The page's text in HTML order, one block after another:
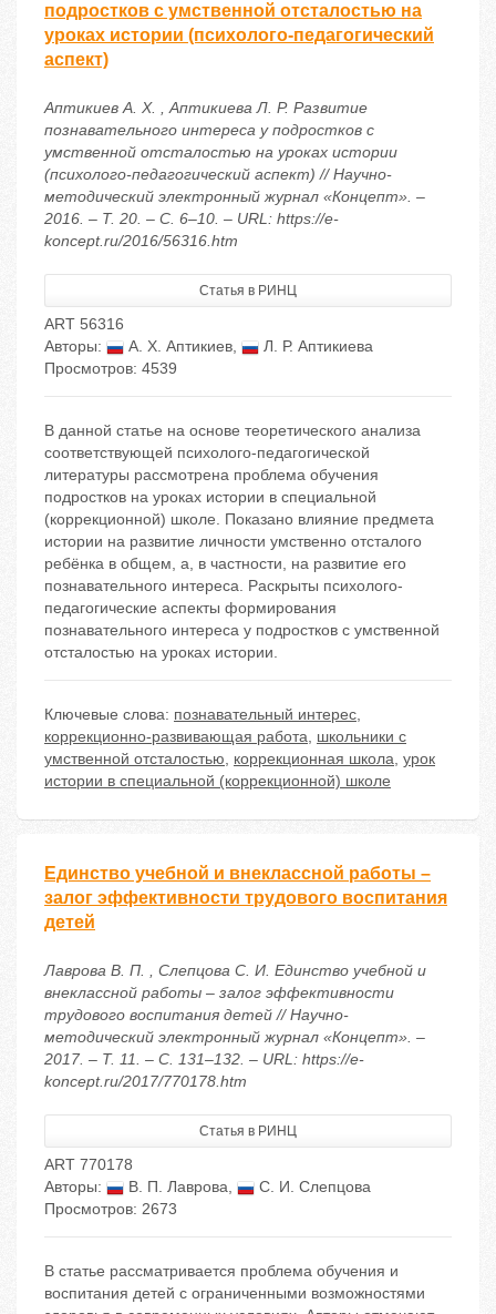
подростков с умственной отсталостью на
уроках истории (психолого-педагогический
аспект)
Аптикиев А. Х. , Аптикиева Л. Р. Развитие
познавательного интереса у подростков с
умственной отсталостью на уроках истории
(психолого-педагогический аспект) // Научно-
методический электронный журнал «Концепт». –
2016. – Т. 20. – С. 6–10. – URL: https://e-
koncept.ru/2016/56316.htm
Статья в РИНЦ
ART 56316
Авторы:
А. Х. Аптикиев,
Л. Р. Аптикиева
Просмотров: 4539
В данной статье на основе теоретического анализа
соответствующей психолого-педагогической
литературы рассмотрена проблема обучения
подростков на уроках истории в специальной
(коррекционной) школе. Показано влияние предмета
истории на развитие личности умственно отсталого
ребёнка в общем, а, в частности, на развитие его
познавательного интереса. Раскрыты психолого-
педагогические аспекты формирования
познавательного интереса у подростков с умственной
отсталостью на уроках истории.
Ключевые слова: познавательный интерес,
коррекционно-развивающая работа, школьники с
умственной отсталостью, коррекционная школа, урок
истории в специальной (коррекционной) школе
Единство учебной и внеклассной работы –
залог эффективности трудового воспитания
детей
Лаврова В. П. , Слепцова С. И. Единство учебной и
внеклассной работы – залог эффективности
трудового воспитания детей // Научно-
методический электронный журнал «Концепт». –
2017. – Т. 11. – С. 131–132. – URL: https://e-
koncept.ru/2017/770178.htm
Статья в РИНЦ
ART 770178
Авторы:
В. П. Лаврова,
С. И. Слепцова
Просмотров: 2673
В статье рассматривается проблема обучения и
воспитания детей с ограниченными возможностями